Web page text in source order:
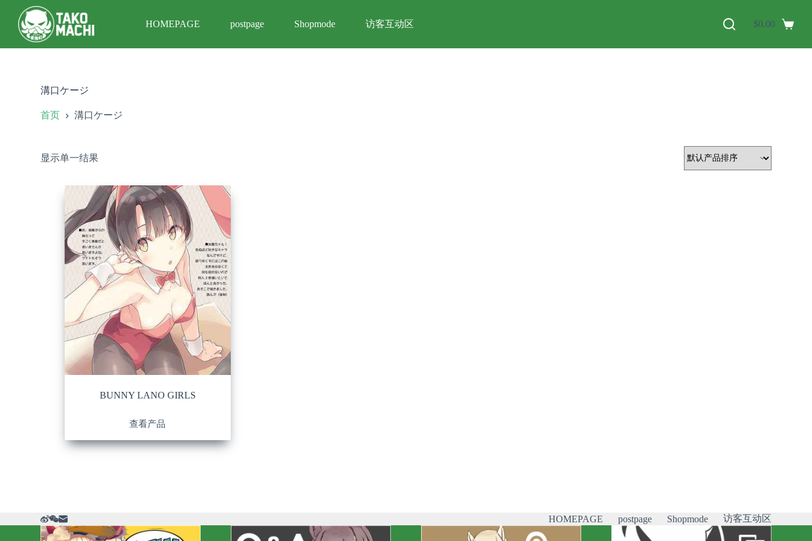
跳
过
内
容
HOMEPAGE postpage Shopmode 访客互动区 $0.00
溝口ケージ
首页 溝口ケージ
显示单一结果
BUNNY LANO GIRLS
查看产品
HOMEPAGE postpage Shopmode 访客互动区